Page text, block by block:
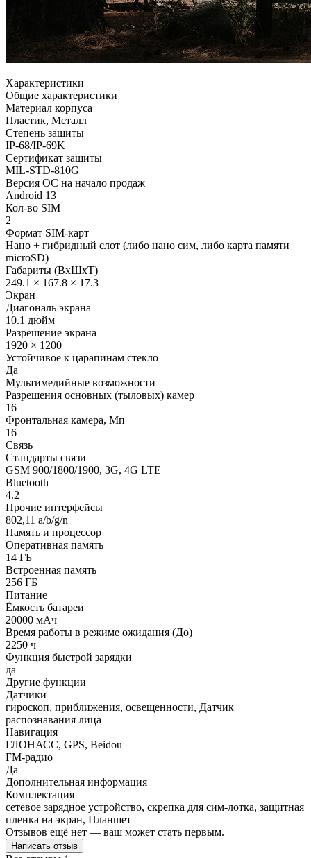
Характеристики
Общие характеристики
Материал корпуса
Пластик, Металл
Степень защиты
IP-68/IP-69K
Сертификат защиты
MIL-STD-810G
Версия ОС на начало продаж
Android 13
Кол-во SIM
2
Формат SIM-карт
Нано + гибридный слот (либо нано сим, либо карта памяти
microSD)
Габариты (ВxШxТ)
249.1 × 167.8 × 17.3
Экран
Диагональ экрана
10.1 дюйм
Разрешение экрана
1920 × 1200
Устойчивое к царапинам стекло
Да
Мультимедийные возможности
Разрешения основных (тыловых) камер
16
Фронтальная камера, Мп
16
Связь
Стандарты связи
GSM 900/1800/1900, 3G, 4G LTE
Bluetooth
4.2
Прочие интерфейсы
802,11 a/b/g/n
Память и процессор
Оперативная память
14 ГБ
Встроенная память
256 ГБ
Питание
Ёмкость батареи
20000 мАч
Время работы в режиме ожидания (До)
2250 ч
Функция быстрой зарядки
да
Другие функции
Датчики
гироскоп, приближения, освещенности, Датчик
распознавания лица
Навигация
ГЛОНАСС, GPS, Beidou
FM-радио
Да
Дополнительная информация
Комплектация
сетевое зарядное устройство, скрепка для сим-лотка, защитная
пленка на экран, Планшет
Отзывов ещё нет — ваш может стать первым.
Написать отзыв